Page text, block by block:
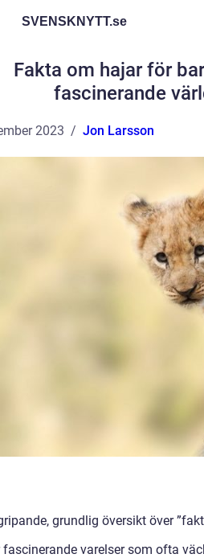
SVENSKNYTT.se
Fakta om hajar för
fascinerande
2023 Jon Larsson
grundlig översikt över
fascinerande varelser som ofta